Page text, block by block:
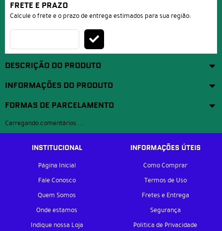
FRETE E PRAZO
Calcule o frete e o prazo de entrega estimados para sua região:
DESCRIÇÃO DO PRODUTO
INFORMAÇÕES DO PRODUTO
FORMAS DE PARCELAMENTO
Carregando comentários ...
INSTITUCIONAL
Página Inicial
Fale Conosco
Quem Somos
Onde estamos
Indique nossa Loja
INFORMAÇÕES ÚTEIS
Como Comprar
Termos de Uso
Fretes e Entrega
Segurança
Política de Privacidade